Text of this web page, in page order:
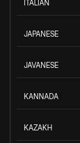
ITALIAN
JAPANESE
JAVANESE
KANNADA
KAZAKH